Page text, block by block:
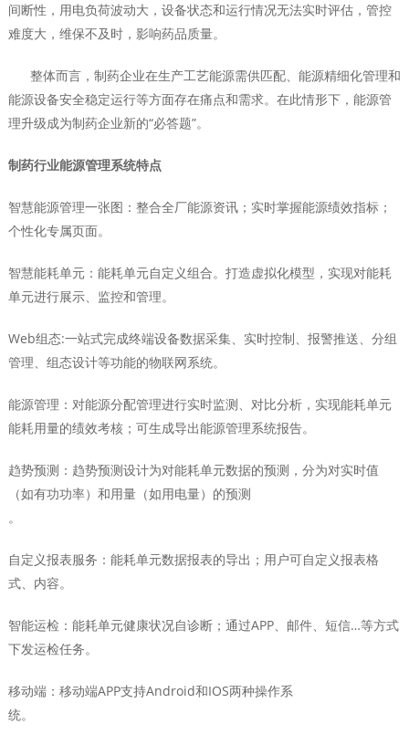
间断性，用电负荷波动大，设备状态和运行情况无法实时评估，管控
难度大，维保不及时，影响药品质量。
整体而言，制药企业在生产工艺能源需供匹配、能源精细化管理和
能源设备安全稳定运行等方面存在痛点和需求。在此情形下，能源管
理升级成为制药企业新的“必答题”。
制药行业能源管理系统特点
智慧能源管理一张图：整合全厂能源资讯；实时掌握能源绩效指标；
个性化专属页面。
智慧能耗单元：能耗单元自定义组合。打造虚拟化模型，实现对能耗
单元进行展示、监控和管理。
Web组态:一站式完成终端设备数据采集、实时控制、报警推送、分组
管理、组态设计等功能的物联网系统。
能源管理：对能源分配管理进行实时监测、对比分析，实现能耗单元
能耗用量的绩效考核；可生成导出能源管理系统报告。
趋势预测：趋势预测设计为对能耗单元数据的预测，分为对实时值
（如有功功率）和用量（如用电量）的预测
。
自定义报表服务：能耗单元数据报表的导出；用户可自定义报表格
式、内容。
智能运检：能耗单元健康状况自诊断；通过APP、邮件、短信…等方式
下发运检任务。
移动端：移动端APP支持Android和IOS两种操作系
统。